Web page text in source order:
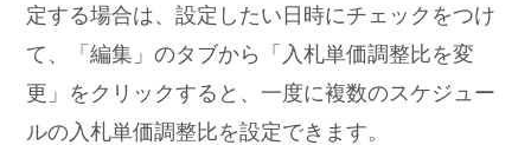
定する場合は、設定したい日時にチェックをつけ
て、「編集」のタブから「入札単価調整比を変
更」をクリックすると、一度に複数のスケジュー
ルの入札単価調整比を設定できます。